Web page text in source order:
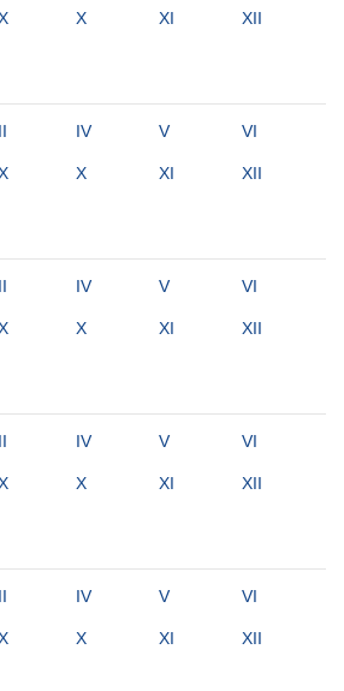
X XI XII
IV V VI
X XI XII
IV V VI
X XI XII
IV V VI
X XI XII
IV V VI
X XI XII